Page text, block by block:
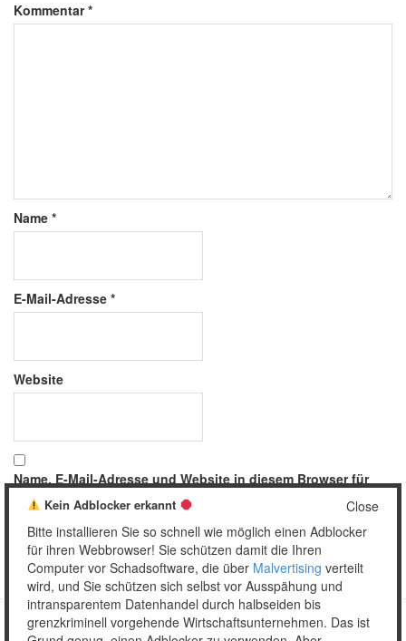
Kommentar*
Name *
E-Mail-Adresse *
Website
Name, E-Mail-Adresse und Website in diesem Browser für
meinen nächsten Kommentar speichern.
Close
Kein Adblocker erkannt
Bitte installieren Sie so schnell wie möglich einen Adblocker
für ihren Webbrowser! Sie schützen damit die Ihren
Computer vor Schadsoftware, die über Malvertising verteilt
wird, und Sie schützen sich selbst vor Ausspähung und
intransparentem Datenhandel durch halbseiden bis
grenzkriminell vorgehende Wirtschaftsunternehmen. Das ist